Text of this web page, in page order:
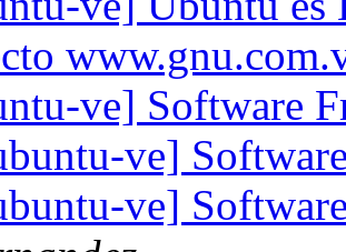
ve] Software
ve]
ve]